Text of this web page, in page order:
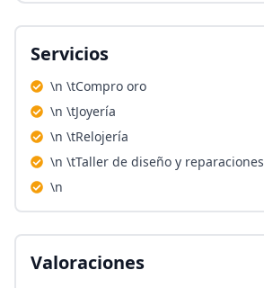
Servicios
\n \tCompro oro
\n \tJoyería
\n \tRelojería
\n \tTaller de diseño y reparaciones
\n
Valoraciones